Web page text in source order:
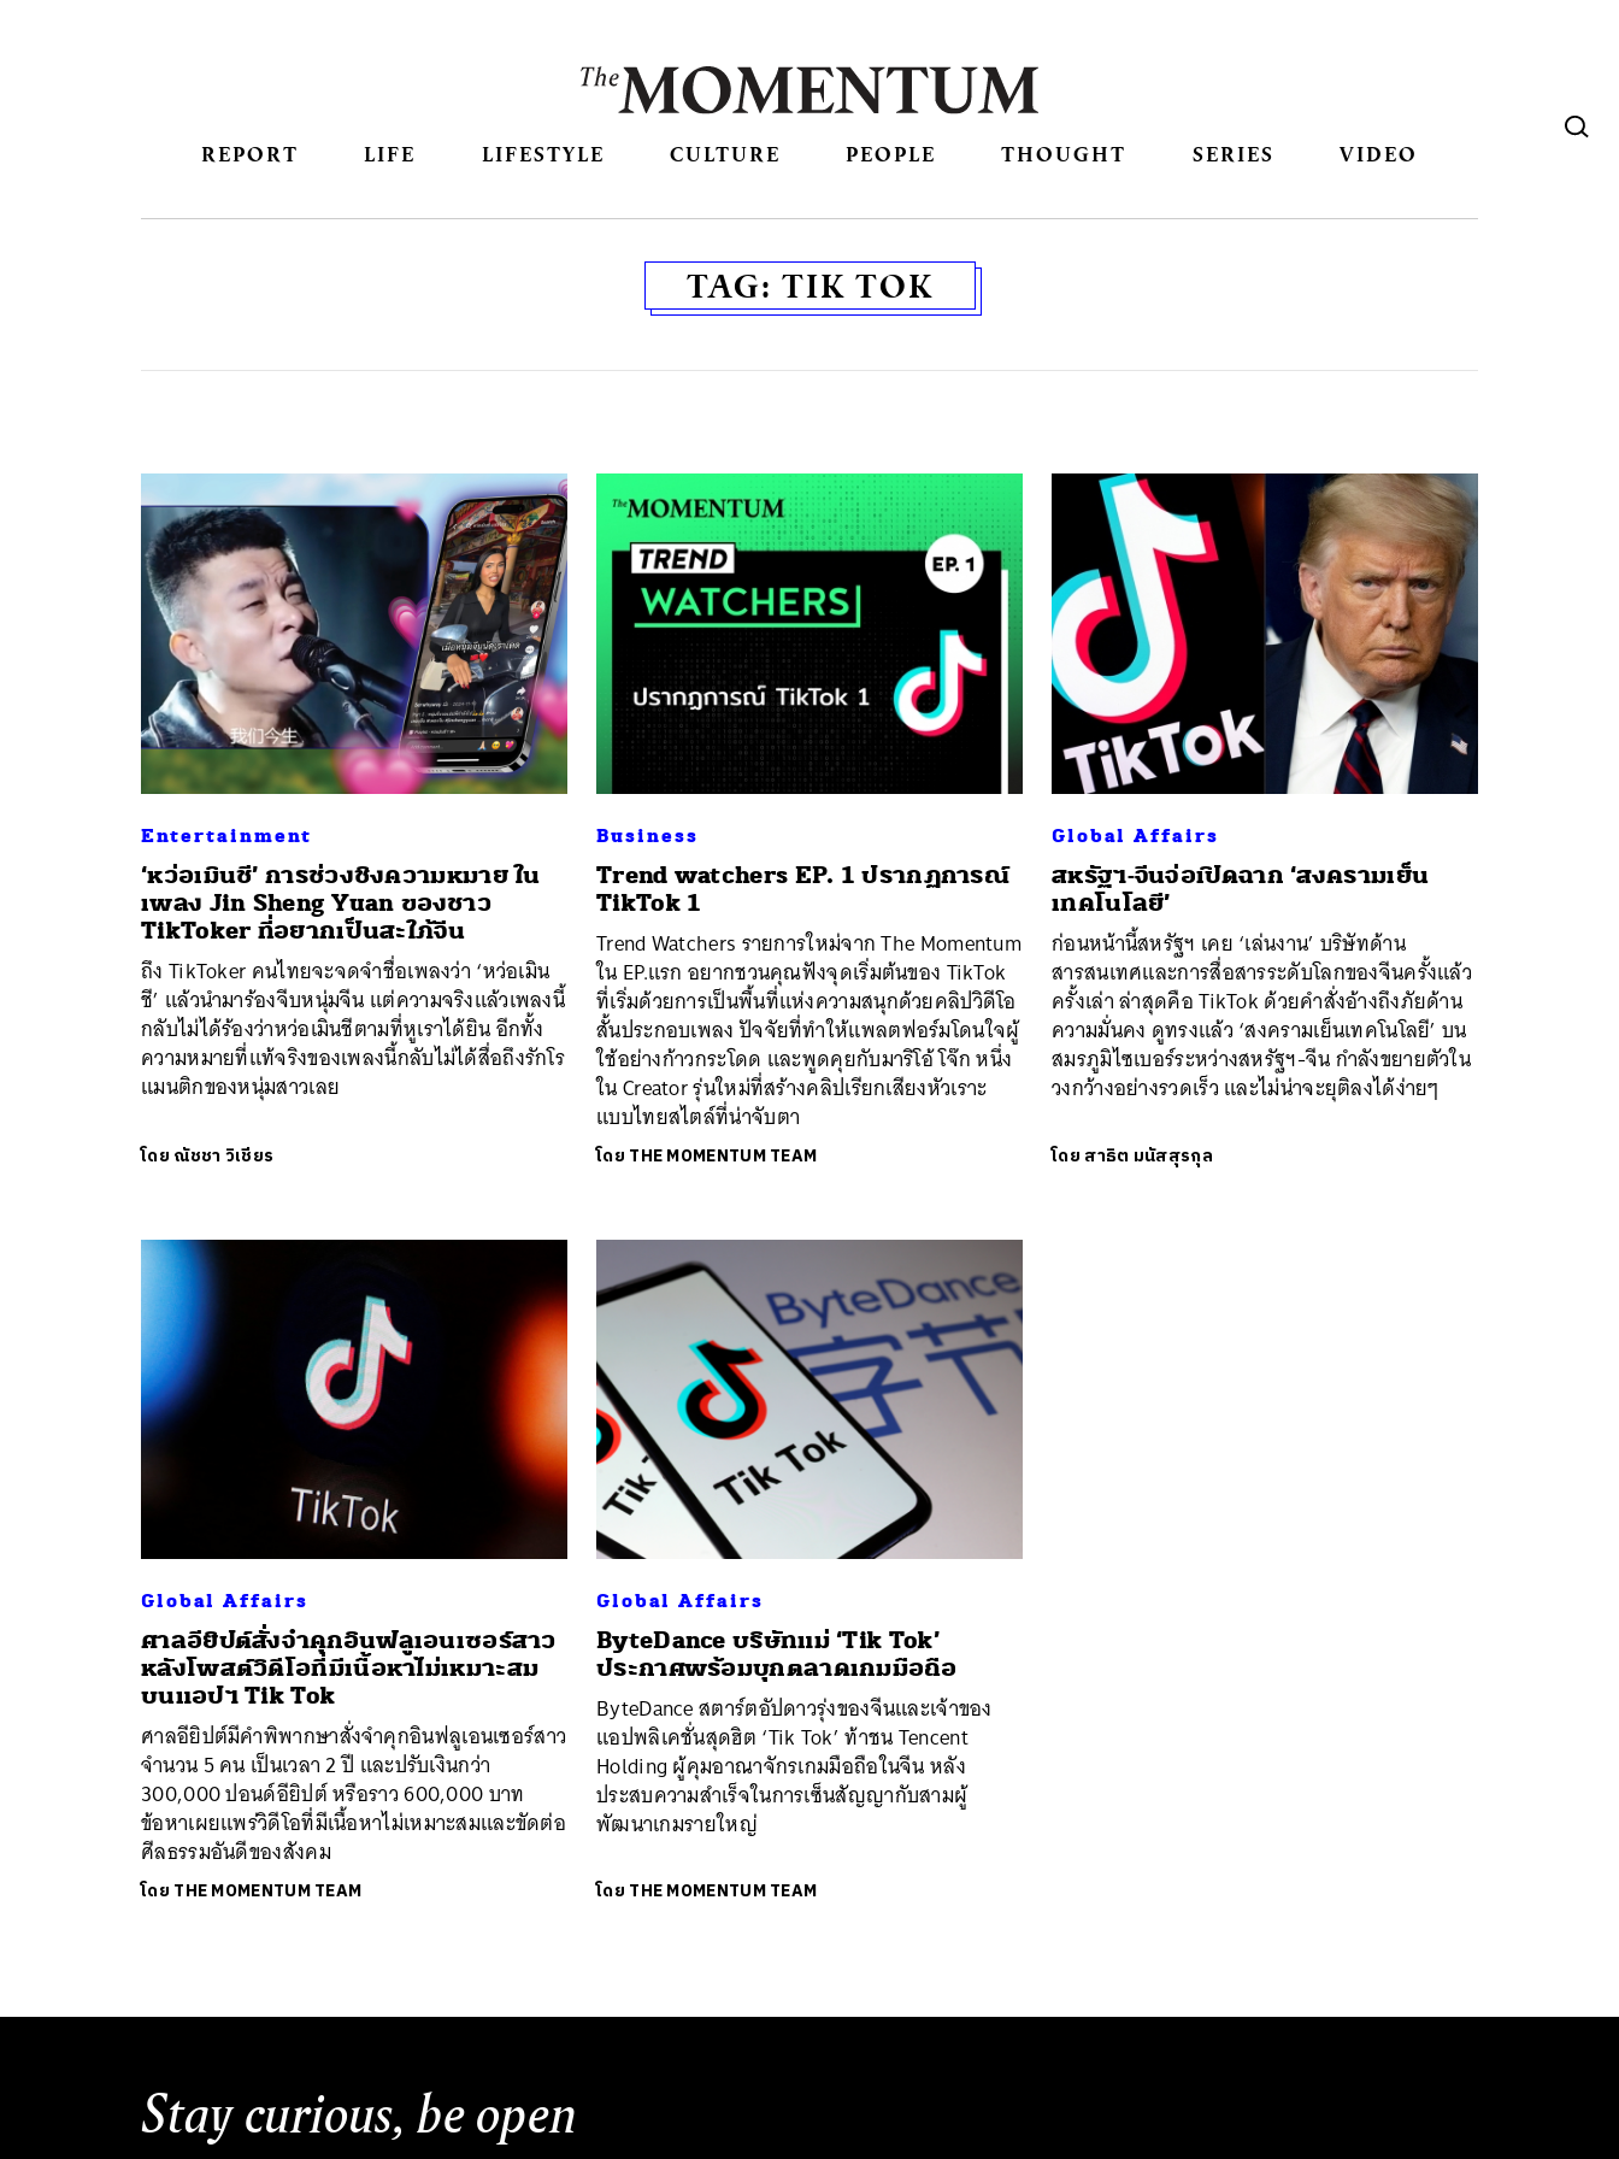
REPORT LIFE LIFESTYLE CULTURE PEOPLE THOUGHT SERIES VIDEO
TAG: TIK TOK
Entertainment
‘หว่อเมินชี’ การช่วงชิงความหมาย ใน
เพลง Jin Sheng Yuan ของชาว
TikToker ที่อยากเป็นสะใภ้จีน
ถึง TikToker คนไทยจะจดจำชื่อเพลงว่า ‘หว่อเมิน
ชี’ แล้วนำมาร้องจีบหนุ่มจีน แต่ความจริงแล้วเพลงนี้
กลับไม่ได้ร้องว่าหว่อเมินชีตามที่หูเราได้ยิน อีกทั้ง
ความหมายที่แท้จริงของเพลงนี้กลับไม่ได้สื่อถึงรักโร
แมนติกของหนุ่มสาวเลย
โดย ณัชชา วิเชียร
Business
Trend watchers EP. 1 ปรากฏการณ์
TikTok 1
Trend Watchers รายการใหม่จาก The Momentum
ใน EP.แรก อยากชวนคุณฟังจุดเริ่มต้นของ TikTok
ที่เริ่มด้วยการเป็นพื้นที่แห่งความสนุกด้วยคลิปวิดีโอ
สั้นประกอบเพลง ปัจจัยที่ทำให้แพลตฟอร์มโดนใจผู้
ใช้อย่างก้าวกระโดด และพูดคุยกับมาริโอ้ โจ๊ก หนึ่ง
ใน Creator รุ่นใหม่ที่สร้างคลิปเรียกเสียงหัวเราะ
แบบไทยสไตล์ที่น่าจับตา
โดย THE MOMENTUM TEAM
Global Affairs
สหรัฐฯ-จีนจ่อเปิดฉาก ‘สงครามเย็น
เทคโนโลยี’
ก่อนหน้านี้สหรัฐฯ เคย ‘เล่นงาน’ บริษัทด้าน
สารสนเทศและการสื่อสารระดับโลกของจีนครั้งแล้ว
ครั้งเล่า ล่าสุดคือ TikTok ด้วยคำสั่งอ้างถึงภัยด้าน
ความมั่นคง ดูทรงแล้ว ‘สงครามเย็นเทคโนโลยี’ บน
สมรภูมิไซเบอร์ระหว่างสหรัฐฯ-จีน กำลังขยายตัวใน
วงกว้างอย่างรวดเร็ว และไม่น่าจะยุติลงได้ง่ายๆ
โดย สาธิต มนัสสุรกุล
Global Affairs
ศาลอียิปต์สั่งจำคุกอินฟลูเอนเซอร์สาว
หลังโพสต์วิดีโอที่มีเนื้อหาไม่เหมาะสม
บนแอปฯ Tik Tok
ศาลอียิปต์มีคำพิพากษาสั่งจำคุกอินฟลูเอนเซอร์สาว
จำนวน 5 คน เป็นเวลา 2 ปี และปรับเงินกว่า
300,000 ปอนด์อียิปต์ หรือราว 600,000 บาท
ข้อหาเผยแพร่วิดีโอที่มีเนื้อหาไม่เหมาะสมและขัดต่อ
ศีลธรรมอันดีของสังคม
โดย THE MOMENTUM TEAM
Global Affairs
ByteDance บริษัทแม่ ‘Tik Tok’
ประกาศพร้อมบุกตลาดเกมมือถือ
ByteDance สตาร์ตอัปดาวรุ่งของจีนและเจ้าของ
แอปพลิเคชั่นสุดฮิต ‘Tik Tok’ ท้าชน Tencent
Holding ผู้คุมอาณาจักรเกมมือถือในจีน หลัง
ประสบความสำเร็จในการเซ็นสัญญากับสามผู้
พัฒนาเกมรายใหญ่
โดย THE MOMENTUM TEAM
Stay curious, be open
SHARE TWEET LINE EMAIL